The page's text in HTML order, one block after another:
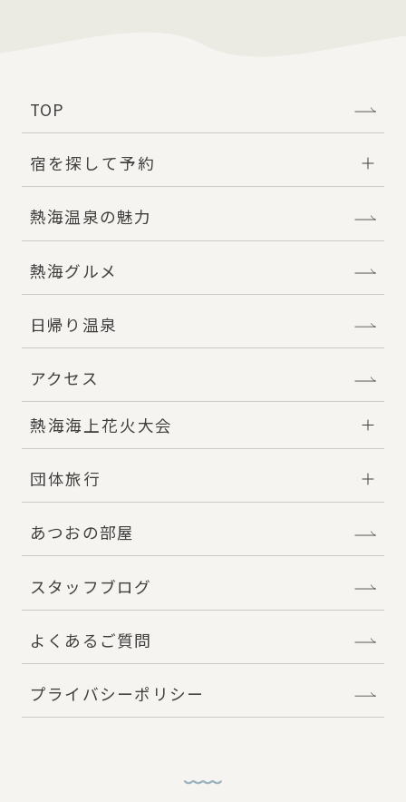
TOP
宿を探して予約
熱海温泉の魅力
熱海グルメ
日帰り温泉
アクセス
熱海海上花火大会
団体旅行
あつおの部屋
スタッフブログ
よくあるご質問
プライバシーポリシー